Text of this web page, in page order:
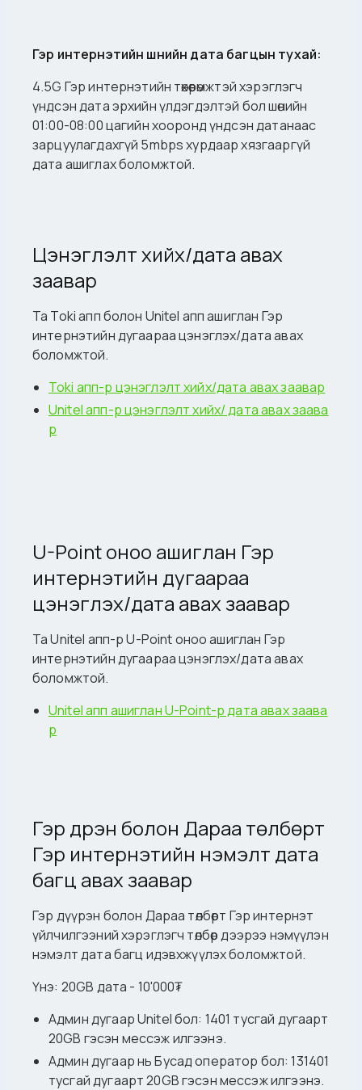
Гэр интернэтийн шөнийн дата багцын тухай:
4.5G Гэр интернэтийн төхөөрөмжтэй хэрэглэгч
үндсэн дата эрхийн үлдэгдэлтэй бол шөнийн
01:00-08:00 цагийн хооронд үндсэн датанаас
зарцуулагдахгүй 5mbps хурдаар хязгааргүй
дата ашиглах боломжтой.
Цэнэглэлт хийх/дата авах
заавар
Та Toki апп болон Unitel апп ашиглан Гэр
интернэтийн дугаараа цэнэглэх/дата авах
боломжтой.
Toki апп-р цэнэглэлт хийх/дата авах заавар
Unitel апп-р цэнэглэлт хийх/ дата авах заава
р
U-Point оноо ашиглан Гэр
интернэтийн дугаараа
цэнэглэх/дата авах заавар
Та Unitel апп-р U-Point оноо ашиглан Гэр
интернэтийн дугаараа цэнэглэх/дата авах
боломжтой.
Unitel апп ашиглан U-Point-р дата авах заава
р
Гэр дүүрэн болон Дараа төлбөрт
Гэр интернэтийн нэмэлт дата
багц авах заавар
Гэр дүүрэн болон Дараа төлбөрт Гэр интернэт
үйлчилгээний хэрэглэгч төлбөр дээрээ нэмүүлэн
нэмэлт дата багц идэвхжүүлэх боломжтой.
Үнэ: 20GB дата - 10'000₮
Админ дугаар Unitel бол: 1401 тусгай дугаарт
20GB гэсэн мессэж илгээнэ.
Админ дугаар нь Бусад оператор бол: 131401
тусгай дугаарт 20GB гэсэн мессэж илгээнэ.